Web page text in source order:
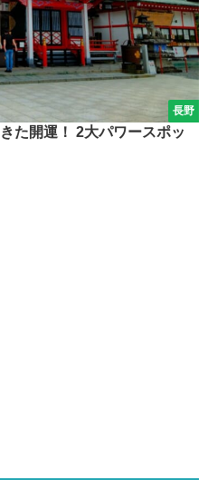
長野
た開運！ 2大パワースポッ